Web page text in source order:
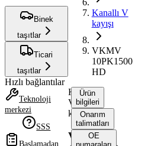
Binek
taşıtlar
Ticari
taşıtlar
Hızlı bağlantılar
Teknoloji
merkezi
SSS
Başlamadan
Kanallı V
kayışı
VKMV
10PK1500
HD
Kanallı
V
kayışı
VKMV
Ürün
bilgileri
Onarım
talimatları
OE